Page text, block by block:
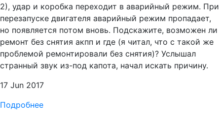
2), удар и коробка переходит в аварийный режим. При
перезапуске двигателя аварийный режим пропадает,
но появляется потом вновь. Подскажите, возможен ли
ремонт без снятия акпп и где (я читал, что с такой же
проблемой ремонтировали без снятия)? Услышал
странный звук из-под капота, начал искать причину.
17 Jun 2017
Подробнее